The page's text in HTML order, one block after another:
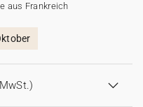
aus Frankreich